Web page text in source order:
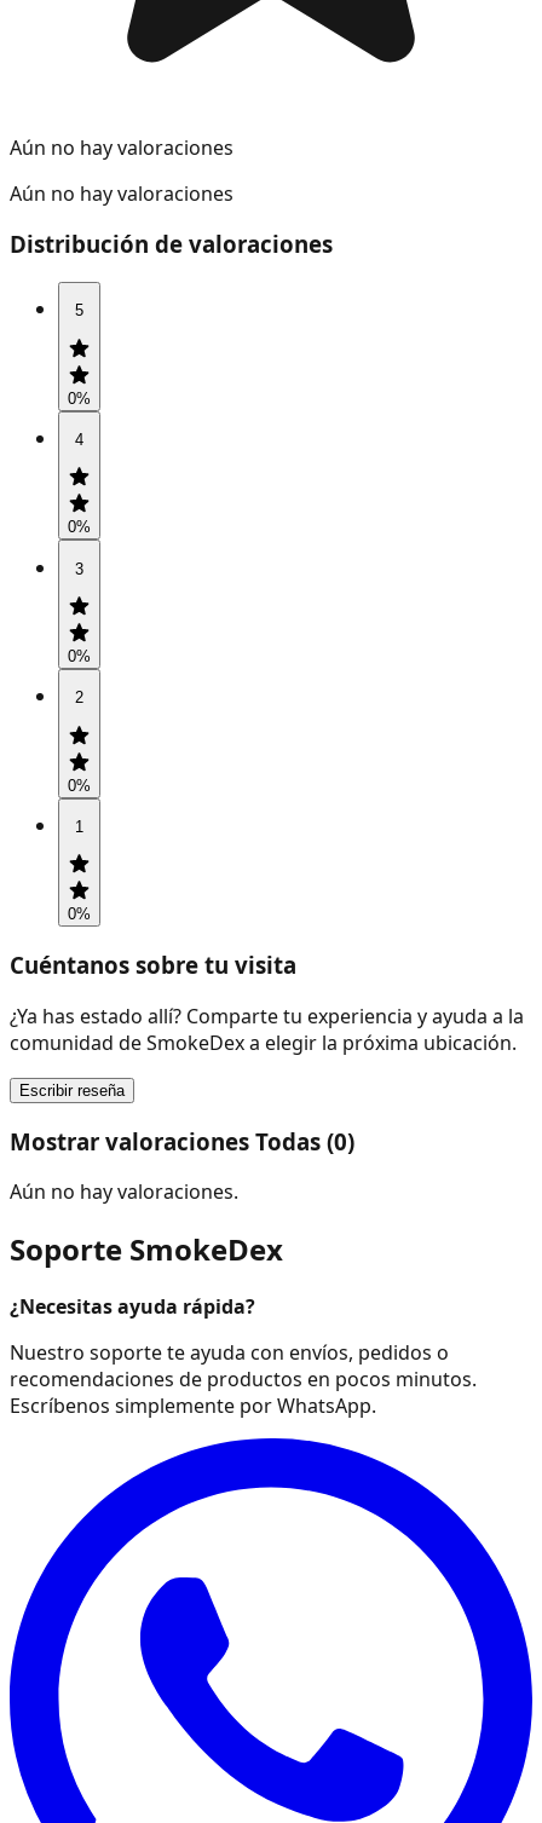
Aún no hay valoraciones
Aún no hay valoraciones
Distribución de valoraciones
5
0%
4
0%
3
0%
2
0%
1
0%
Cuéntanos sobre tu visita
¿Ya has estado allí? Comparte tu experiencia y ayuda a la
comunidad de SmokeDex a elegir la próxima ubicación.
Escribir reseña
Mostrar valoraciones Todas (0)
Aún no hay valoraciones.
Soporte SmokeDex
¿Necesitas ayuda rápida?
Nuestro soporte te ayuda con envíos, pedidos o
recomendaciones de productos en pocos minutos.
Escríbenos simplemente por WhatsApp.